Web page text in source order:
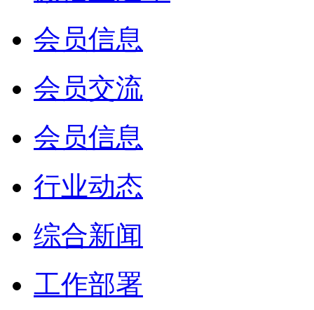
会员信息
会员交流
会员信息
行业动态
综合新闻
工作部署